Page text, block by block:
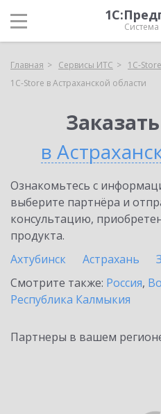
Главная Сервисы ИТС
1C-Store
1C-Store в Астраханской области
в
Ознакомьтесь с
выберите партнёра и
консультацию,
продукта.
Ахтубинск
Астрахань
Смотрите также: Россия,
Республика Калмыкия
Партнеры в вашем